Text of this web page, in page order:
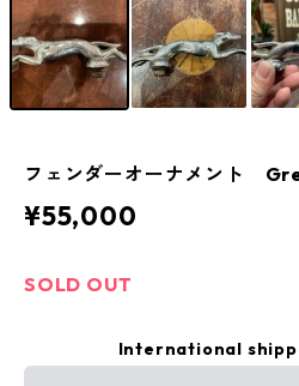
フェンダーオーナメント
¥55,000
SOLD OUT
International